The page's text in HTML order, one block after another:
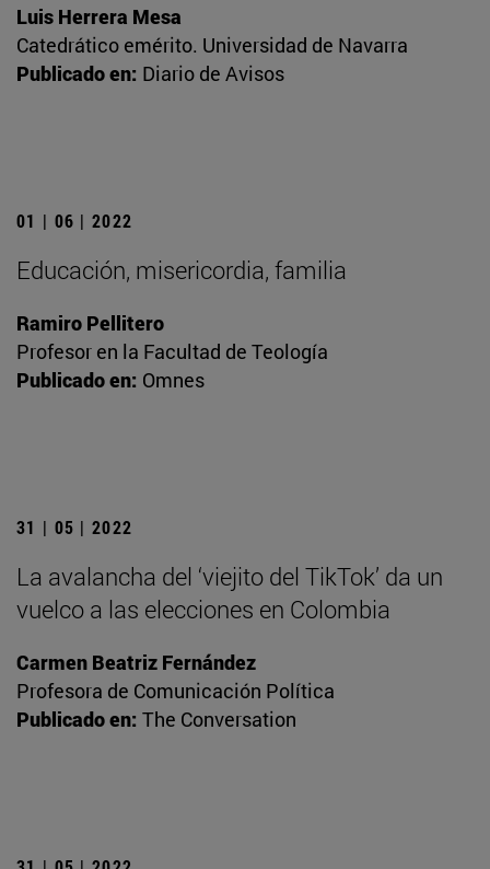
Luis Herrera Mesa
Catedrático emérito. Universidad de Navarra
Publicado en: Diario de Avisos
01 | 06 | 2022
Educación, misericordia, familia
Ramiro Pellitero
Profesor en la Facultad de Teología
Publicado en: Omnes
31 | 05 | 2022
La avalancha del ‘viejito del TikTok’ da un
vuelco a las elecciones en Colombia
Carmen Beatriz Fernández
Profesora de Comunicación Política
Publicado en: The Conversation